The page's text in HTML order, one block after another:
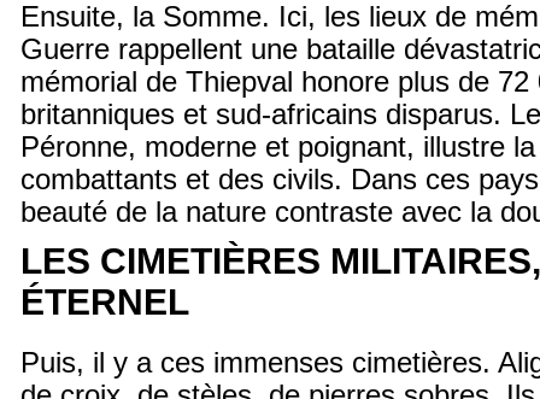
Ensuite, la Somme. Ici, les lieux de
Guerre rappellent une bataille
mémorial de Thiepval honore plus de 72
britanniques et sud-africains disparus.
Péronne, moderne et poignant, illustre
combattants et des civils. Dans ces
beauté de la nature contraste avec la
LES CIMETIÈRES
ÉTERNEL
Puis, il y a ces immenses cimetières.